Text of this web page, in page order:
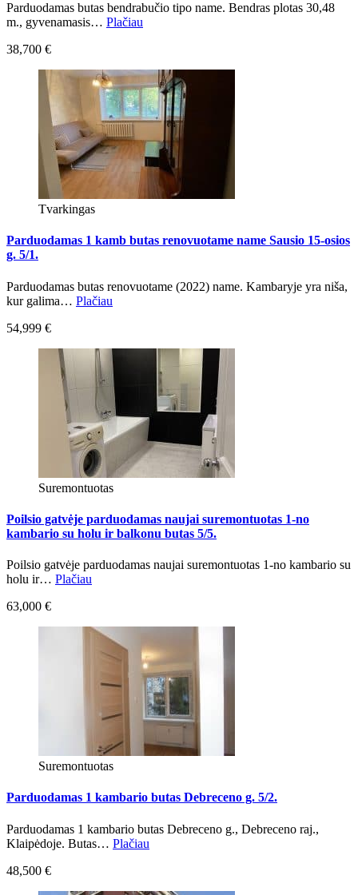
Parduodamas butas bendrabučio tipo name. Bendras plotas 30,48
m., gyvenamasis… Plačiau
38,700 €
Tvarkingas
Parduodamas 1 kamb butas renovuotame name Sausio 15-osios
g. 5/1.
Parduodamas butas renovuotame (2022) name. Kambaryje yra niša,
kur galima… Plačiau
54,999 €
Suremontuotas
Poilsio gatvėje parduodamas naujai suremontuotas 1-no
kambario su holu ir balkonu butas 5/5.
Poilsio gatvėje parduodamas naujai suremontuotas 1-no kambario su
holu ir… Plačiau
63,000 €
Suremontuotas
Parduodamas 1 kambario butas Debreceno g. 5/2.
Parduodamas 1 kambario butas Debreceno g., Debreceno raj.,
Klaipėdoje. Butas… Plačiau
48,500 €